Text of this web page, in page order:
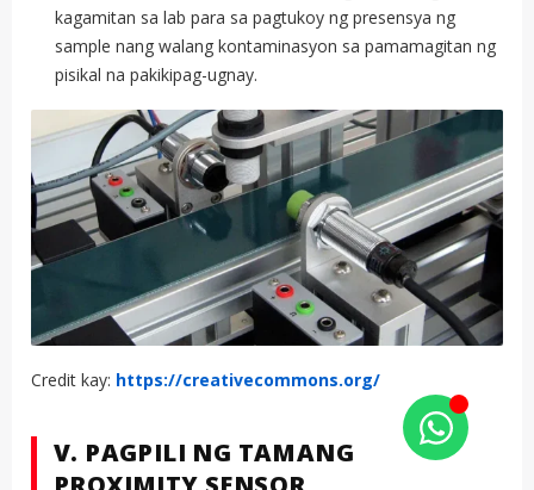
kagamitan sa lab para sa pagtukoy ng presensya ng
sample nang walang kontaminasyon sa pamamagitan ng
pisikal na pakikipag-ugnay.
Credit kay: https://creativecommons.org/
V. PAGPILI NG TAMANG